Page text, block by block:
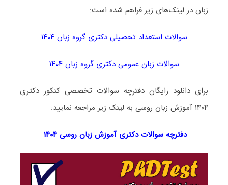
زبان در لینک‌های زیر فراهم شده است:
سوالات استعداد تحصیلی دکتری گروه زبان ۱۴۰۴
سوالات زبان عمومی دکتری گروه زبان ۱۴۰۴
برای دانلود رایگان دفترچه سوالات تخصصی کنکور دکتری
۱۴۰۴ آموزش زبان روسی به لینک زیر مراجعه نمایید:
دفترچه سوالات دکتریآموزش زبان روسی ۱۴۰۴